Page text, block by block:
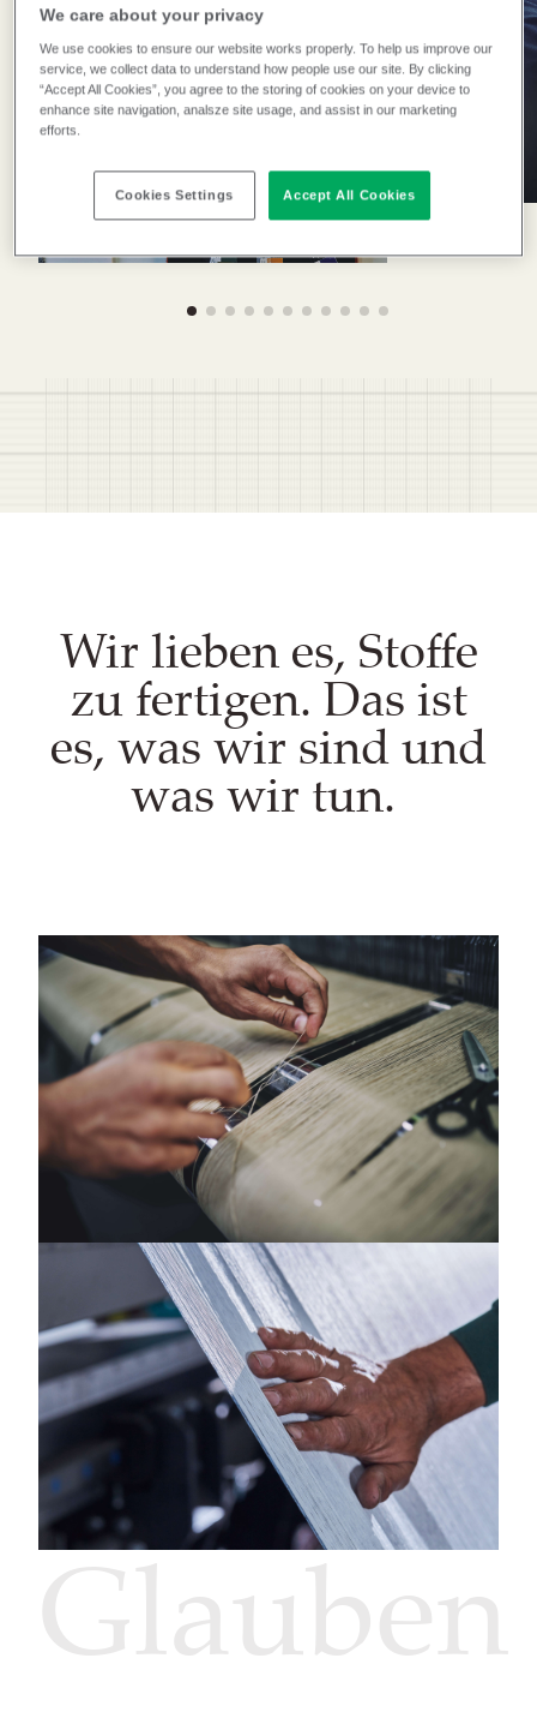
inspirieren.
kreieren.
recyceln.
Wir lieben es, Stoffe
zu fertigen. Das ist
es, was wir sind und
was wir tun.
Glauben
We care about your privacy
We use cookies to ensure our website works properly. To help us improve our
service, we collect data to understand how people use our site. By clicking
“Accept All Cookies”, you agree to the storing of cookies on your device to
enhance site navigation, analsze site usage, and assist in our marketing
efforts.
Cookies Settings Accept All Cookies